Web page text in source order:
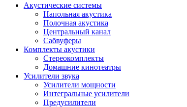
Акустические системы
Напольная акустика
Полочная акустика
Центральный канал
Сабвуферы
Комплекты акустики
Стереокомплекты
Домашние кинотеатры
Усилители звука
Усилители мощности
Интегральные усилители
Предусилители